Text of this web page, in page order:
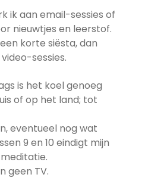
ik aan email-sessies of
nieuwtjes en leerstof.
korte siësta, dan
sessies.
is het koel genoeg
of op het land; tot
eventueel nog wat
9 en 10 eindigt mijn
geen TV.